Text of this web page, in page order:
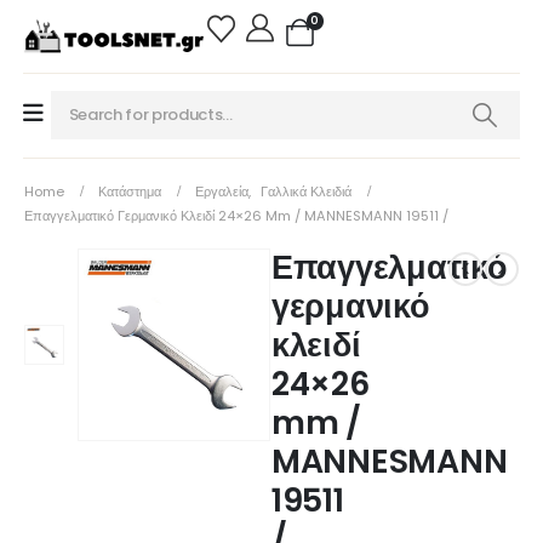
0
Home Κατάστημα Εργαλεία, Γαλλικά Κλειδιά
Επαγγελματικό Γερμανικό Κλειδί 24×26 Mm / MANNESMANN 19511 /
Επαγγελματικό
γερμανικό
κλειδί
24×26
mm /
MANNESMANN
19511